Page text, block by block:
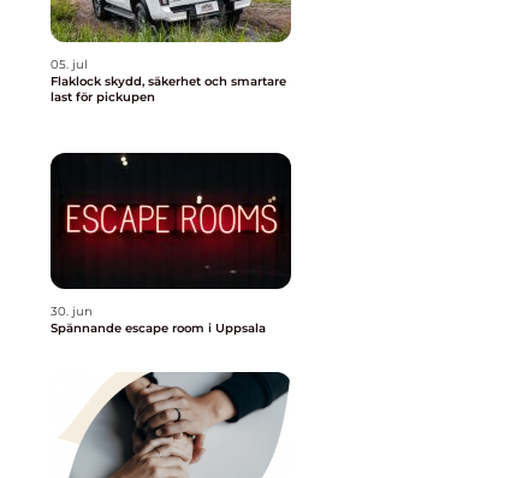
05. jul
Flaklock skydd, säkerhet och smartare
last för pickupen
30. jun
Spännande escape room i Uppsala